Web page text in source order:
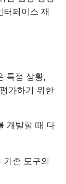
터페이스 재
특정 상황,
가하기 위한
개발할 때 다
기존 도구의